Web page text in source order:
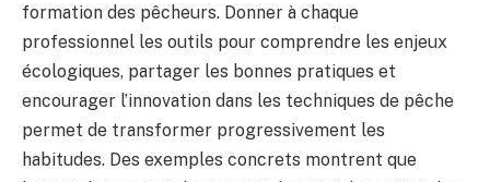
formation des pêcheurs. Donner à chaque
professionnel les outils pour comprendre les enjeux
écologiques, partager les bonnes pratiques et
encourager l’innovation dans les techniques de pêche
permet de transformer progressivement les
habitudes. Des exemples concrets montrent que